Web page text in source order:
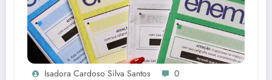
Isadora Cardoso Silva Santos 0